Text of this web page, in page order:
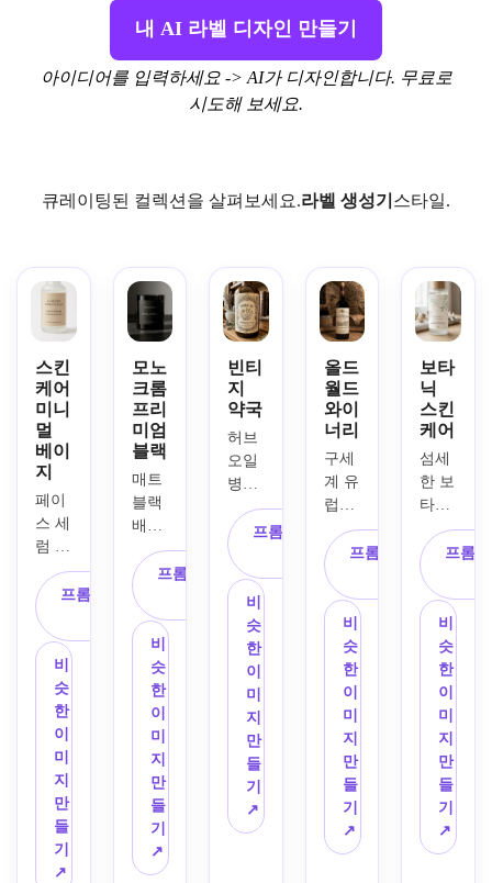
내 AI 라벨 디자인 만들기
아이디어를 입력하세요 -> AI가 디자인합니다. 무료로
시도해 보세요.
큐레이팅된 컬렉션을 살펴보세요.라벨 생성기 스타일.
스킨
케어
미니
멀
베이
지
페이
스 세
럼 병
을 위
한 하
이엔
드 스
킨케
어 라
벨 컨
셉,
미니
멀리
스트
에디
터리
레이
프롬프트 복
비
슷
한
이
미
지
만
들
기
↗
모노
크롬
프리
미엄
블랙
매트
블랙
배경
의 럭
셔리
캔들
라벨
디자
선명
한 화
이트
타이
포그
래피,
미니
멀리
스트
프롬프트 복
비
슷
한
이
미
지
만
들
기
↗
빈티
지
약국
허브
오일
병을
위한
빈티
지 약
국 라
벨 아
트워
크,
앤틱
크림
종이
질감,
화려
한 장
식 테
두리,
프롬프트 복
비
슷
한
이
미
지
만
들
기
↗
올드
월드
와이
너리
구세
계 유
럽의
우아
함이
돋보
이는
클래
식한
와인
라벨
컨셉,
크림
질감
종이,
깊은
버건
디와
프롬프트 복
비
슷
한
이
미
지
만
들
기
↗
보타
닉
스킨
케어
섬세
한 보
타닉
라인
아트
가 적
용된
오가
닉 스
킨케
어 라
벨 디
자인,
뮤트
그린
및 크
림 팔
레트,
프롬
비
슷
한
이
미
지
만
들
기
↗